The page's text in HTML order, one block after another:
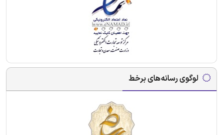
لوگوی رسانه‌های برخط